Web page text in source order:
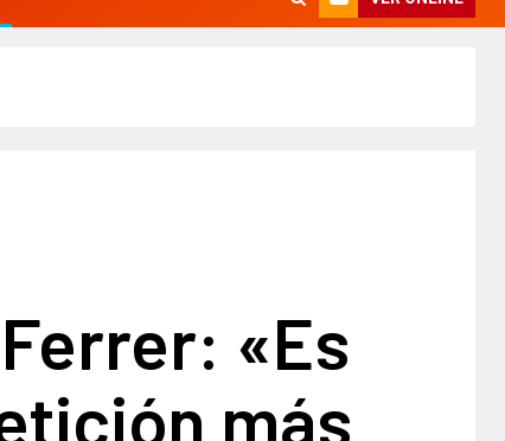
«Es
más